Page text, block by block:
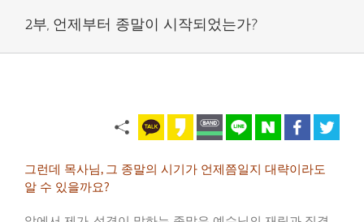
2부, 언제부터 종말이 시작되었는가?
그런데 목사님, 그 종말의 시기가 언제쯤일지 대략이라도
알 수 있을까요?